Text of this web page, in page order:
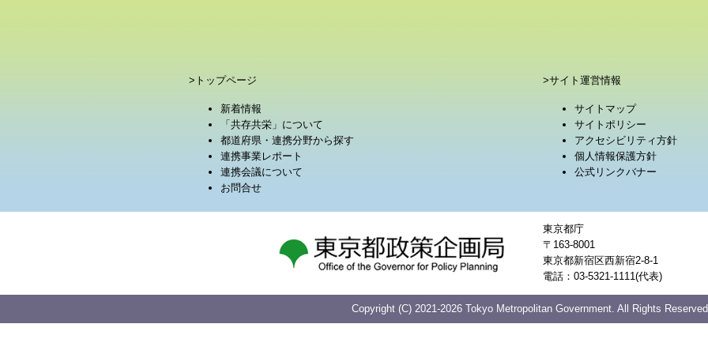
>トップページ
新着情報
「共存共栄」について
都道府県・連携分野から探す
連携事業レポート
連携会議について
お問合せ
>サイト運営情報
サイトマップ
サイトポリシー
アクセシビリティ方針
個人情報保護方針
公式リンクバナー
東京都庁
〒163-8001
東京都新宿区西新宿2-8-1
電話：03-5321-1111(代表)
Copyright (C) 2021-2026 Tokyo Metropolitan Government. All Rights